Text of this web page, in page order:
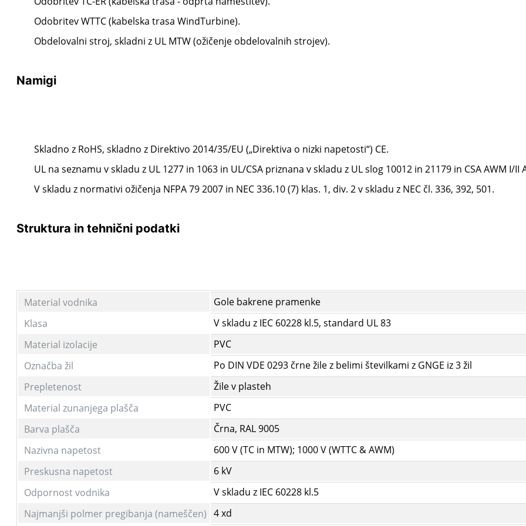
Odobritev WTTC (kabelska trasa WindTurbine).
Obdelovalni stroj, skladni z UL MTW (ožičenje obdelovalnih strojev).
Namigi
Skladno z RoHS, skladno z Direktivo 2014/35/EU („Direktiva o nizki napetosti“) CE.
UL na seznamu v skladu z UL 1277 in 1063 in UL/CSA priznana v skladu z UL slog 10012 in 21179 in CSA AWM I/II
V skladu z normativi ožičenja NFPA 79 2007 in NEC 336.10 (7) klas. 1, div. 2 v skladu z NEC čl. 336, 392, 501.
Struktura in tehnični podatki
Material vodnika
Gole bakrene pramenke
Klasa
V skladu z IEC 60228 kl.5, standard UL 83
Material izolacije
PVC
Označba žil
Po DIN VDE 0293 črne žile z belimi številkami z GNGE iz 3 žil
Prepletenost
Žile v plasteh
Material zunanjega plašča
PVC
Barva plašča
Črna, RAL 9005
Nazivna napetost
600 V (TC in MTW); 1000 V (WTTC & AWM)
Preskusna napetost
6 kV
Odpornost vodnika
V skladu z IEC 60228 kl.5
Najmanjši polmer pregibanja (nameščen) 4 xd